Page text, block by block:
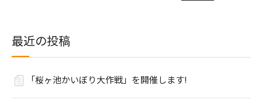
最近の投稿
「桜ヶ池かいぼり大作戦」を開催します!